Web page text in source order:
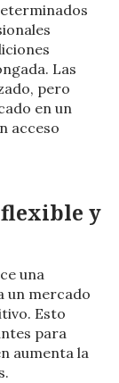
Las
pero
en un
acceso
y
una
un mercado
Esto
para
aumenta la